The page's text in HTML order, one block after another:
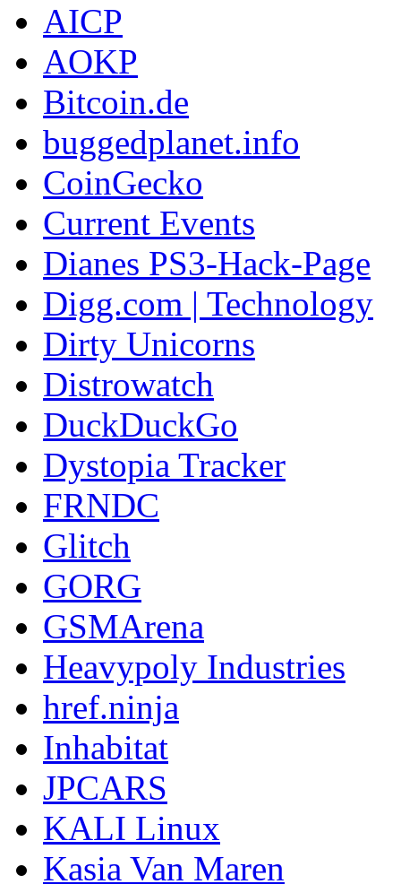
AICP
AOKP
Bitcoin.de
buggedplanet.info
CoinGecko
Current Events
Dianes PS3-Hack-Page
Digg.com | Technology
Dirty Unicorns
Distrowatch
DuckDuckGo
Dystopia Tracker
FRNDC
Glitch
GORG
GSMArena
Heavypoly Industries
href.ninja
Inhabitat
JPCARS
KALI Linux
Kasia Van Maren